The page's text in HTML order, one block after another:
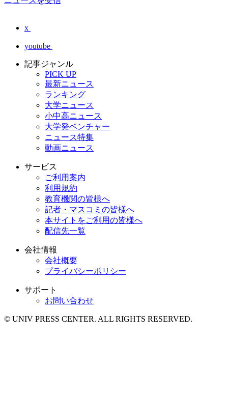
x
youtube
記事ジャンル
PICK UP
最新ニュース
ランキング
大学ニュース
小中高ニュース
大学発ベンチャー
ニュース特集
動画ニュース
サービス
ご利用案内
利用規約
教育機関の皆様へ
記者・マスコミの皆様へ
本サイトをご利用の皆様へ
配信先一覧
会社情報
会社概要
プライバシーポリシー
サポート
お問い合わせ
© UNIV PRESS CENTER. ALL RIGHTS RESERVED.